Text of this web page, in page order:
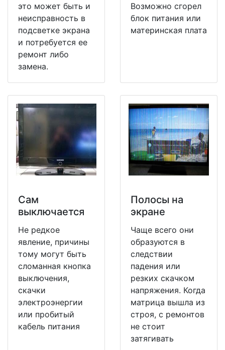
это может быть и
неисправность в
подсветке экрана
и потребуется ее
ремонт либо
замена.
Возможно сгорел
блок питания или
материнская плата
Сам
выключается
Не редкое
явление, причины
тому могут быть
сломанная кнопка
выключения,
скачки
электроэнергии
или пробитый
кабель питания
Полосы на
экране
Чаще всего они
образуются в
следствии
падения или
резких скачком
напряжения. Когда
матрица вышла из
строя, с ремонтов
не стоит
затягивать